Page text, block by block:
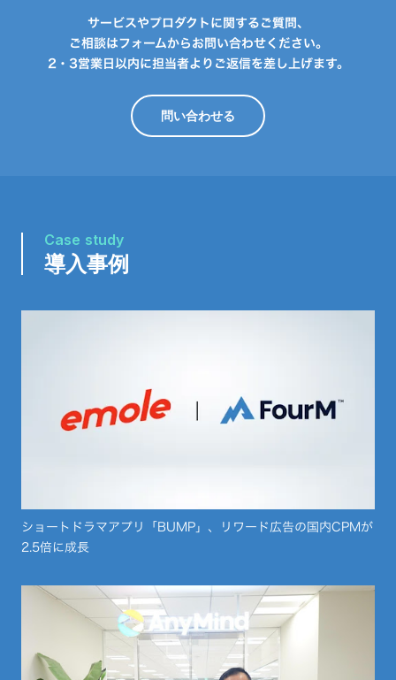
サービスやプロダクトに関するご質問、
ご相談はフォームからお問い合わせください。
2・3営業日以内に担当者よりご返信を差し上げます。
問い合わせる
Case study
導入事例
ショートドラマアプリ「BUMP」、リワード広告の国内CPMが
2.5倍に成長